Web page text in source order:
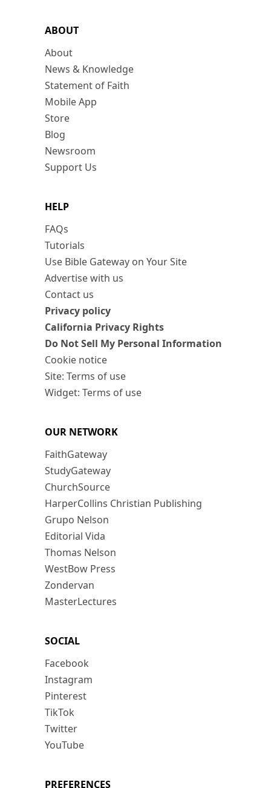
ABOUT
About
News & Knowledge
Statement of Faith
Mobile App
Store
Blog
Newsroom
Support Us
HELP
FAQs
Tutorials
Use Bible Gateway on Your Site
Advertise with us
Contact us
Privacy policy
California Privacy Rights
Do Not Sell My Personal Information
Cookie notice
Site: Terms of use
Widget: Terms of use
OUR NETWORK
FaithGateway
StudyGateway
ChurchSource
HarperCollins Christian Publishing
Grupo Nelson
Editorial Vida
Thomas Nelson
WestBow Press
Zondervan
MasterLectures
SOCIAL
Facebook
Instagram
Pinterest
TikTok
Twitter
YouTube
PREFERENCES